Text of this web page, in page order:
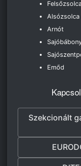
Alsózsolca
Arnót
Emőd
Szekcionált